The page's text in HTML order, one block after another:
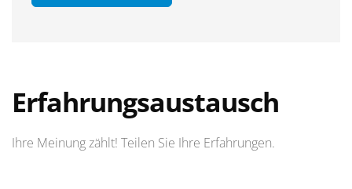
Erfahrungsaustausch
Ihre Meinung zählt! Teilen Sie Ihre Erfahrungen.